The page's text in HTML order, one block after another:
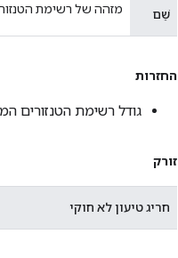
שֵׁם מזהה של רשימת
החזרות
גודל רשימת הטנזורים
זורק
חריג טיעון לא חוקי